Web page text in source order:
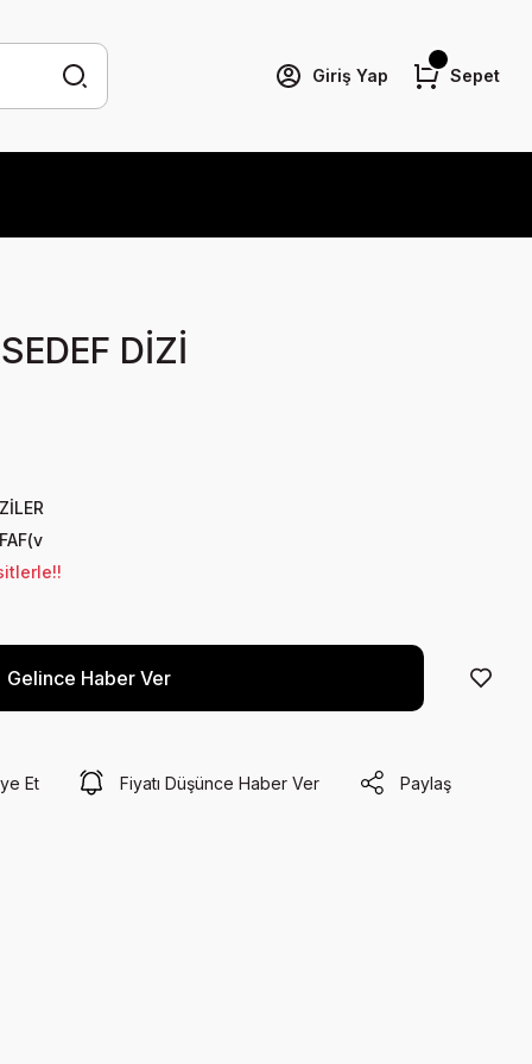
Giriş Yap Sepet
DİZİ
Gelince Haber Ver
Et Fiyatı Düşünce Haber Ver Paylaş